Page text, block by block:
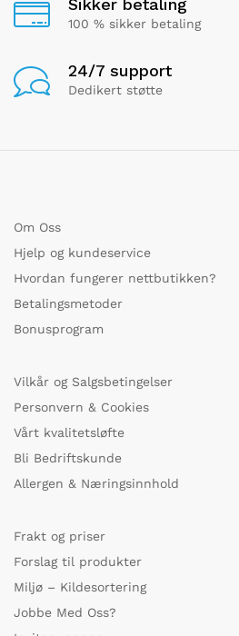
Sikker betaling
100 % sikker betaling
24/7 support
Dedikert støtte
Om Oss
Hjelp og kundeservice
Hvordan fungerer nettbutikken?
Betalingsmetoder
Bonusprogram
Vilkår og Salgsbetingelser
Personvern & Cookies
Vårt kvalitetsløfte
Bli Bedriftskunde
Allergen & Næringsinnhold
Frakt og priser
Forslag til produkter
Miljø – Kildesortering
Jobbe Med Oss?